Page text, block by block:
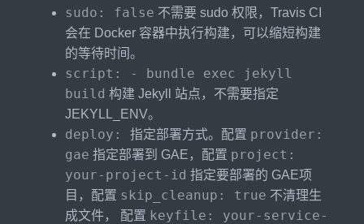
sudo: false 不需要 sudo 权限，Travis CI
会在 Docker 容器中执行构建，可以缩短构建
的等待时间。
script: - bundle exec jekyll
build 构建 Jekyll 站点，不需要指定
JEKYLL_ENV。
deploy: 指定部署方式。配置 provider:
gae 指定部署到 GAE，配置 project:
your-project-id 指定要部署的 GAE项
目，配置 skip_cleanup: true 不清理生
成文件， 配置 keyfile: your-service-